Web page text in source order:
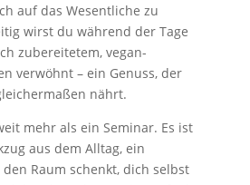
auf das Wesentliche zu
wirst du während der Tage
zubereitetem, vegan-
verwöhnt – ein Genuss, der
nährt.
mehr als ein Seminar. Es ist
aus dem Alltag, ein
Raum schenkt, dich selbst